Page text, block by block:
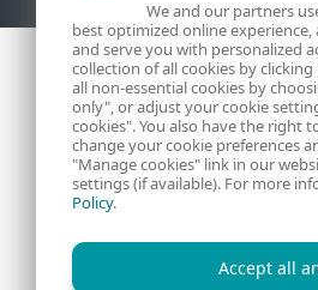
We and our partners
best optimized online
and serve you with personalized
collection of all cookies by clicking
all non-essential cookies by
only", or adjust your cookie
cookies". You also have the right
change your cookie preferences
"Manage cookies" link in our
settings (if available). For more
Policy.
Accept all